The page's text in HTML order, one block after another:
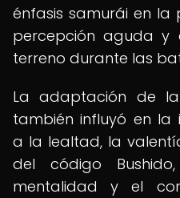
énfasis samurái en la
percepción aguda y
terreno durante las
La adaptación de
también influyó en
a la lealtad, la
del código
mentalidad y el